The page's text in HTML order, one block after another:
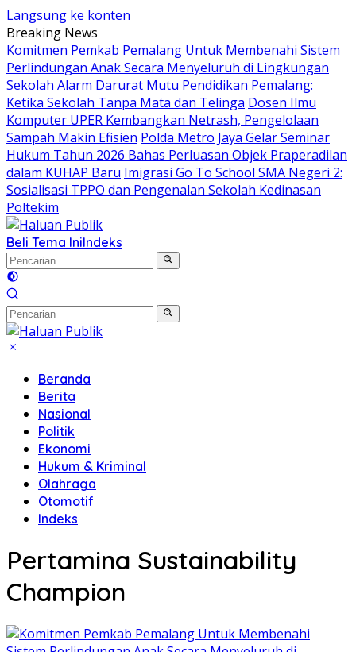
Langsung ke konten
Breaking News
Komitmen Pemkab Pemalang Untuk Membenahi Sistem
Perlindungan Anak Secara Menyeluruh di Lingkungan
Sekolah Alarm Darurat Mutu Pendidikan Pemalang:
Ketika Sekolah Tanpa Mata dan Telinga Dosen Ilmu
Komputer UPER Kembangkan Netrash, Pengelolaan
Sampah Makin Efisien Polda Metro Jaya Gelar Seminar
Hukum Tahun 2026 Bahas Perluasan Objek Praperadilan
dalam KUHAP Baru Imigrasi Go To School SMA Negeri 2:
Sosialisasi TPPO dan Pengenalan Sekolah Kedinasan
Poltekim
Beli Tema IniIndeks
Beranda
Berita
Nasional
Politik
Ekonomi
Hukum & Kriminal
Olahraga
Otomotif
Indeks
Pertamina Sustainability
Champion